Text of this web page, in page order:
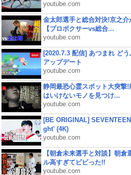
youtube.com
金太郎選手と総合対決!京之
【プロボクサーvs総合...
youtube.com
[2020.7.3 配信] あつまれ ど
アップデート
youtube.com
静岡最恐心霊スポット大突撃
はいけないモノを見つけ...
youtube.com
[BE ORIGINAL]
ght' (4K)
youtube.com
【朝倉未来選手と対談】朝倉
ル高すぎてビビった!!
youtube.com